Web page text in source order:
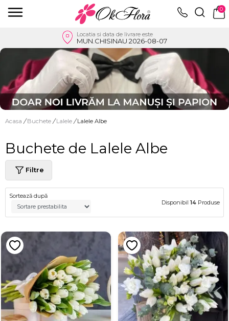
0
Locatia si data de livrare este
MUN.CHISINAU 2026-08-07
Acasa / Buchete / Lalele / Lalele Albe
Buchete de Lalele Albe
Filtre
Sortează după
Disponibil 14 Produse